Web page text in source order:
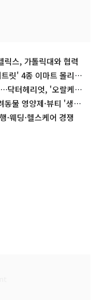
스, 가톨릭대와 협력
릿' 4종 이마트 몰리스
닥터헤리엇, '오랄케어'
물 영양제·뷰티 '생산
웨딩·헬스케어 경쟁